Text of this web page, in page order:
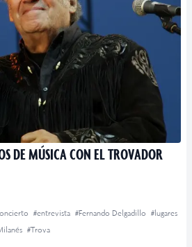
DE MÚSICA CON EL TROVADOR
#entrevista #Fernando Delgadillo #lugares
#Trova